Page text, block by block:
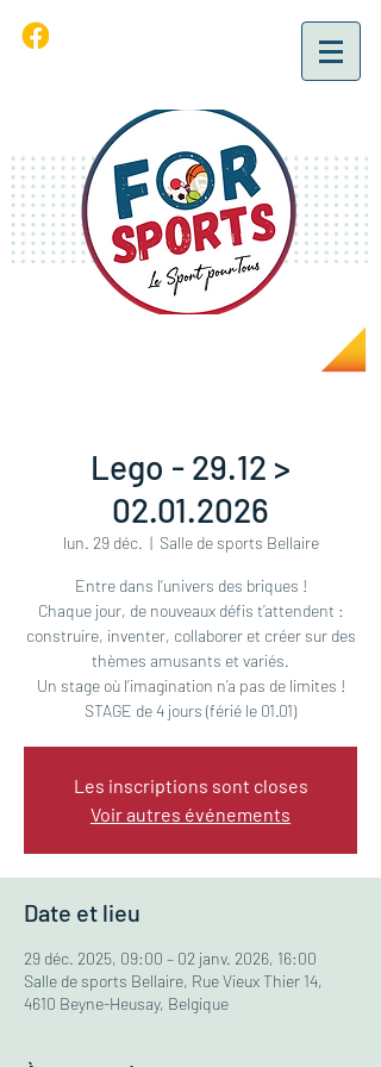
Lego - 29.12 >
02.01.2026
lun. 29 déc.
  |
Salle de sports Bellaire
Entre dans l’univers des briques !
Chaque jour, de nouveaux défis t’attendent :
construire, inventer, collaborer et créer sur des
thèmes amusants et variés.
Un stage où l’imagination n’a pas de limites !
STAGE de 4 jours (férié le 01.01)
Les inscriptions sont closes
Voir autres événements
Date et lieu
29 déc. 2025, 09:00 – 02 janv. 2026, 16:00
Salle de sports Bellaire, Rue Vieux Thier 14,
4610 Beyne-Heusay, Belgique